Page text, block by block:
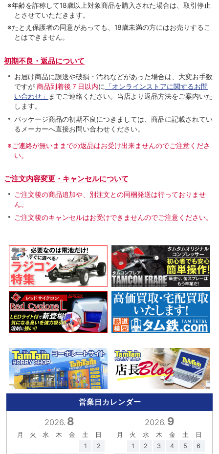
※年齢を詐称して18歳以上対象商品を購入された場合は、取引停止
とさせていただきます。
※たとえ保護者の同意があっても、18歳未満の方にはお売りするこ
とはできません。
初期不良・返品について
お届け商品に誤送や破損・汚れなどがあった場合は、大変お手数
ですが 商品到着後７日以内に 「オンラインストアに関するお問
い合わせ」
までご連絡ください。当店より返品方法をご案内いた
します。
パッケージ商品の初期不良につきましては、商品に記載されてい
るメーカーへ直接お問い合わせください。
※ご連絡が無いままでの返品はお受け出来ませんのでご注意くださ
い。
ご注文内容変更・キャンセルについて
ご注文後の商品追加や、別注文との同梱発送は行っておりませ
ん。
ご注文後のキャンセルはお受けできませんのでご注意ください。
営業日カレンダー
2026. 8
月 火 水 木 金 土
日
1
2
2026. 9
月 火 水 木 金 土
日
1
2 3 4 5
6